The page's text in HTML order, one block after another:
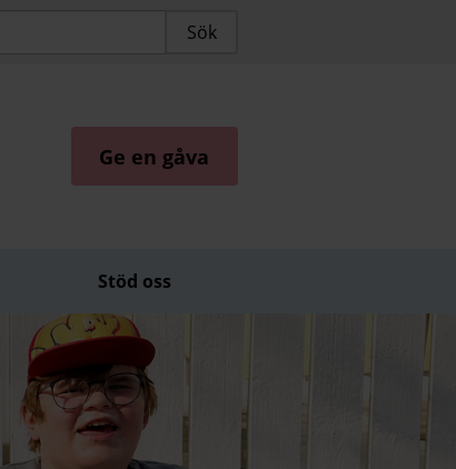
Ge en gåva
Stöd oss